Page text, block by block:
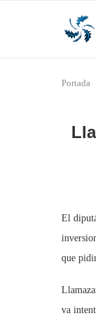
Portada
El
que
va